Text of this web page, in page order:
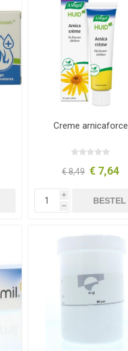
Creme arnicaforce
€ 8,49 € 7,64
i
h
BESTEL